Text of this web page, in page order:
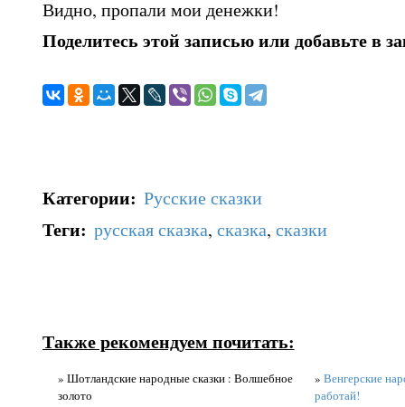
Видно, пропали мои денежки!
Поделитесь этой записью или добавьте в
Категории: Русские сказки
Теги: русская сказка, сказка, сказки
Также рекомендуем почитать:
» Шотландские народные сказки : Волшебное
золото
» Венгерские
работай!